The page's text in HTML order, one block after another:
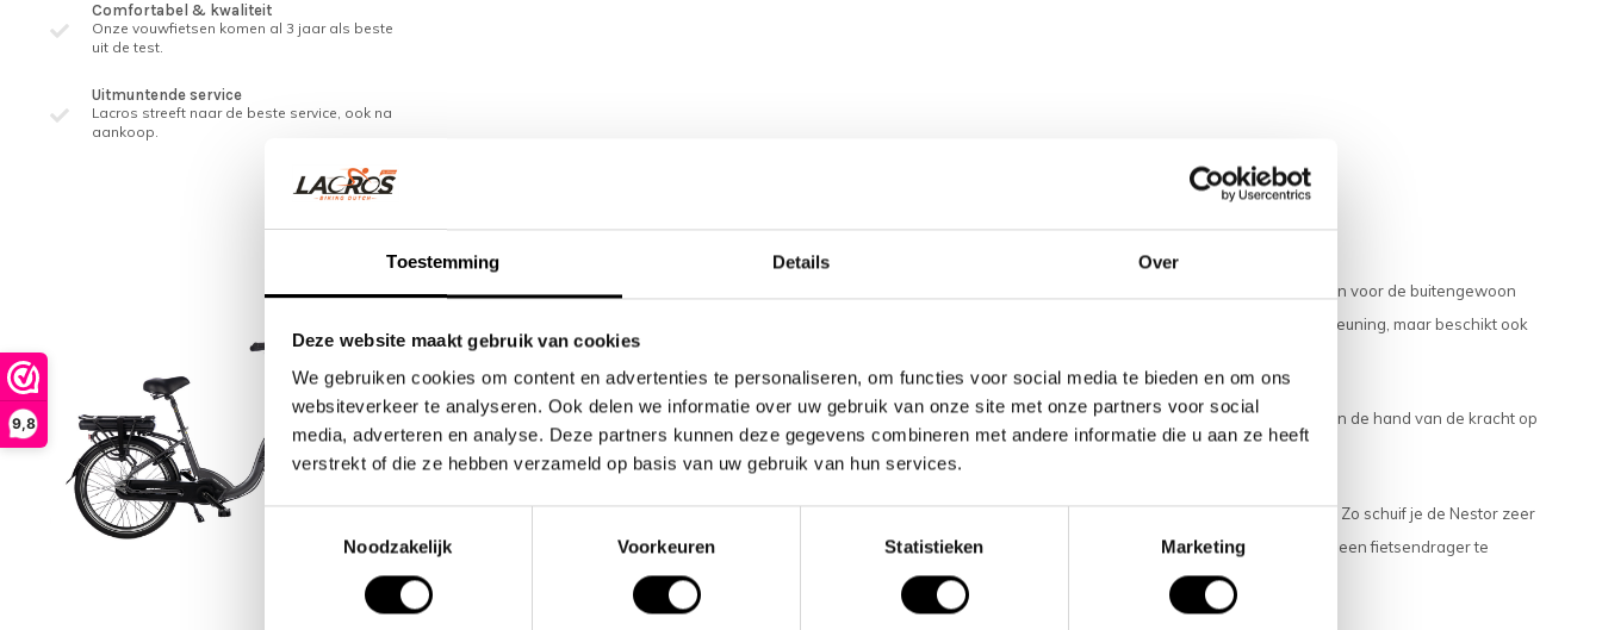
9,8
Toestemming Details Over
Deze website maakt gebruik van cookies
We gebruiken cookies om content en advertenties te personaliseren, om functies voor social media te bieden en om ons
websiteverkeer te analyseren. Ook delen we informatie over uw gebruik van onze site met onze partners voor social
media, adverteren en analyse. Deze partners kunnen deze gegevens combineren met andere informatie die u aan ze heeft
verstrekt of die ze hebben verzameld op basis van uw gebruik van hun services.
Noodzakelijk
Voorkeuren Statistieken Marketing
Comfortabel & kwaliteit
Onze vouwfietsen komen al 3 jaar als beste
uit de test.
Uitmuntende service
Lacros streeft naar de beste service, ook na
aankoop.
Over de Sketch Nestor
De Sketch Nestor is de eerste comfort e-bike met een lage instap, 24inch wielen en een middenmotor. Sketch heeft gekozen voor de buitengewoon
compacte middenmotor van Motinova. Deze fluisterstille krachtbron heeft niet alleen een zeer prettige, gelijkmatige ondersteuning, maar beschikt ook
over een handige weg-rijfunctie.
Uniek voor een e-bike is de speciale ‘Smart functie’ van de Nestor, waarbij automatisch de ondersteuning wordt bepaald aan de hand van de kracht op
de pedalen, de cadans en de snelheid.
Neem je de comfort fiets mee op vakantie of een weekendje weg, dan zijn zowel het stuur- en trappers simpel in te klappen. Zo schuif je de Nestor zeer
eenvoudig in de kofferbak, caravan of camper. Hoe mooi is dat? Ook is de Nestor door zijn lage eigen gewicht eenvoudig op een fietsendrager te
plaatsen en kom je in de meeste gevallen ook gunstiger uit met de maximale kogeldruk van de auto.